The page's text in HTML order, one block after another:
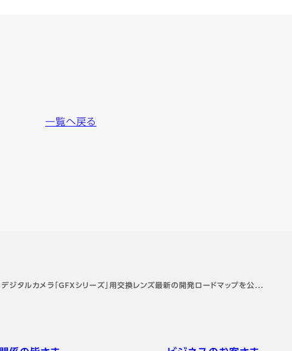
一覧へ戻る
ジタルカメラ「GFXシリーズ」用交換レンズ最新の開発ロードマップを公…